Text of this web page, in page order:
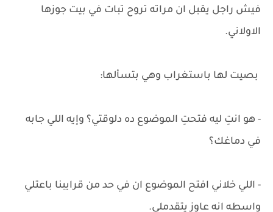
فيش راجل يقبل ان مراته تروح تبات في بيت جوزها
الاولاني.
بصيت لها باستغراب وهي بتسألها:
- هو انتِ ليه فتحتِ الموضوع ده دلوقتي؟ وإيه اللي جابه
في دماغك؟
- اللي خلاني افتح الموضوع ان في حد من قرايبنا باعتلي
واسطه انه عاوز يتقدملي.